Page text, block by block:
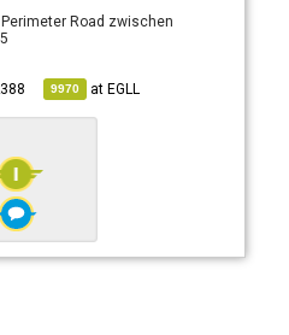
Road zwischen
9970 atEGLL